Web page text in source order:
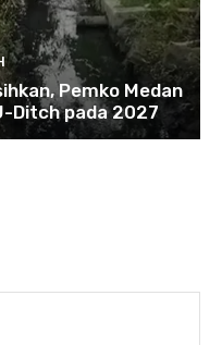
Pemko Medan
Ditch pada 2027